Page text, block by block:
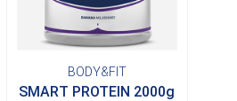
BODY&FIT
SMART PROTEIN 2000g